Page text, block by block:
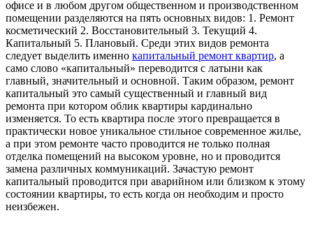
офисе и в любом другом общественном и производственном
помещении разделяются на пять основных видов: 1. Ремонт
косметический 2. Восстановительный 3. Текущий 4.
Капитальный 5. Плановый. Среди этих видов ремонта
следует выделить именно капитальный ремонт квартир, а
само слово «капитальный» переводится с латыни как
главный, значительный и основной. Таким образом, ремонт
капитальный это самый существенный и главный вид
ремонта при котором облик квартиры кардинально
изменяется. То есть квартира после этого превращается в
практически новое уникальное стильное современное жилье,
а при этом ремонте часто проводится не только полная
отделка помещений на высоком уровне, но и проводится
замена различных коммуникаций. Зачастую ремонт
капитальный проводится при аварийном или близком к этому
состоянии квартиры, то есть когда он необходим и просто
неизбежен.